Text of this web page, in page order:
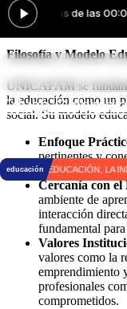
Educa Colombia
compensación,
profesional y personal.
Filosofía y Modelo
UNICAFAM se
la educación como un
social. Su modelo
Enfoque
pertinentes y
laboral,
Cercanía con el
ambiente de
interacción
fundamental
Valores
valores como la
emprendimiento
profesionales
comprometidos.